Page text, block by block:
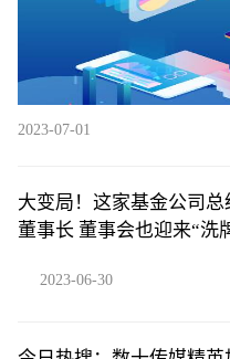
2023-07-01
大变局！这家基金公司总
董事长 董事会也迎来“洗
2023-06-30